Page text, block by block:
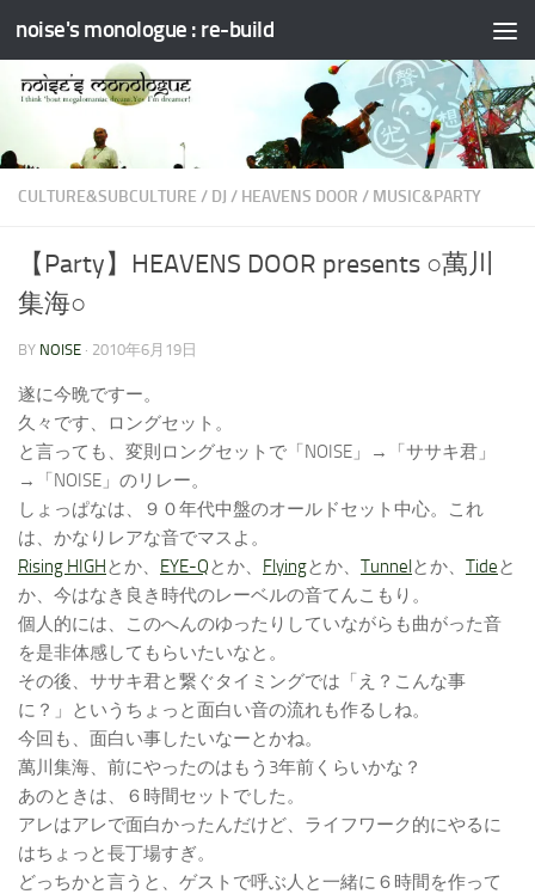
コンテンツへスキップ
noise's monologue : re-build
CULTURE&SUBCULTURE / DJ / HEAVENS DOOR / MUSIC&PARTY
【Party】HEAVENS DOOR presents ○萬川
集海○
BY NOISE · 2010年6月19日
遂に今晩ですー。
久々です、ロングセット。
と言っても、変則ロングセットで「NOISE」→「ササキ君」
→「NOISE」のリレー。
しょっぱなは、９０年代中盤のオールドセット中心。これ
は、かなりレアな音でマスよ。
Rising HIGHとか、 EYE-Qとか、 Flyingとか、 Tunnelとか、 Tideと
か、今はなき良き時代のレーベルの音てんこもり。
個人的には、このへんのゆったりしていながらも曲がった音
を是非体感してもらいたいなと。
その後、ササキ君と繋ぐタイミングでは「え？こんな事
に？」というちょっと面白い音の流れも作るしね。
今回も、面白い事したいなーとかね。
萬川集海、前にやったのはもう3年前くらいかな？
あのときは、６時間セットでした。
アレはアレで面白かったんだけど、ライフワーク的にやるに
はちょっと長丁場すぎ。
どっちかと言うと、ゲストで呼ぶ人と一緒に６時間を作って